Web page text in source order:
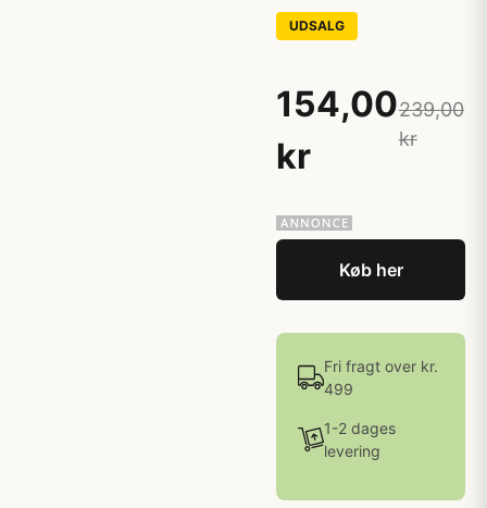
UDSALG
154,00
kr
239,00
kr
Køb her
Fri fragt over kr.
499
1-2 dages
levering